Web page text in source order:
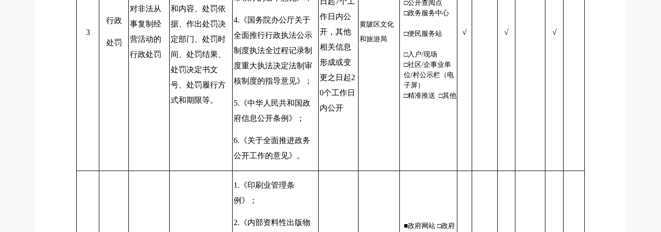
3
行政
处罚
对非法从
事复制经
营活动的
行政处罚
和内容、处罚依
据、作出处罚决
定部门、处罚时
间、处罚结果、
处罚决定书文
号、处罚履行方
式和期限等。
4. 《国务院办公厅关于
全面推行行政执法公示
制度执法全过程记录制
度重大执法决定法制审
核制度的指导意见》；
5. 《中华人民共和国政
府信息公开条例》；
6. 《关于全面推进政务
公开工作的意见》
。
作日内公
开，其他
相关信息
形成或变
更之日起2
0个工作日
内公开
黄陂区文化
和旅游局
□公开查阅点
□政务服务中心
□便民服务站
□入户/现场
□社区/企事业单
位/村公示栏（电
子屏）
□精准推送 □其他
√ √ √
1. 《印刷业管理条
例》；
2. 《内部资料性出版物
■政府网站 □政府